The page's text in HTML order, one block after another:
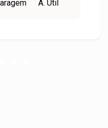
O imóvel conta
e conforto para a
A. Útil